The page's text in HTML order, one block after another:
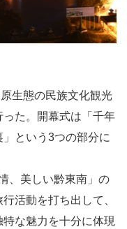
原生態の民族文化観光
た。開幕式は「千年
という3つの部分に
、美しい黔東南」の
活動を打ち出して、
特な魅力を十分に体現